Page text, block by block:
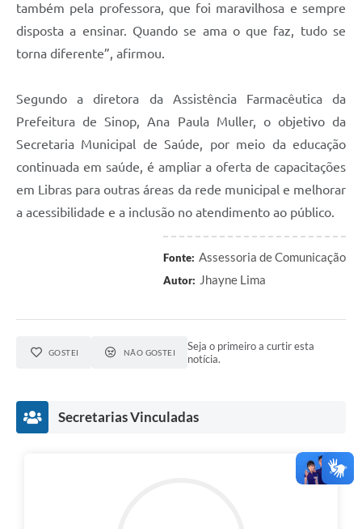
também pela professora, que foi maravilhosa e sempre
disposta a ensinar. Quando se ama o que faz, tudo se
torna diferente”, afirmou.
Segundo a diretora da Assistência Farmacêutica da
Prefeitura de Sinop, Ana Paula Muller, o objetivo da
Secretaria Municipal de Saúde, por meio da educação
continuada em saúde, é ampliar a oferta de capacitações
em Libras para outras áreas da rede municipal e melhorar
a acessibilidade e a inclusão no atendimento ao público.
Fonte: Assessoria de Comunicação
Autor: Jhayne Lima
GOSTEI NÃO GOSTEI
Seja o primeiro a curtir esta
notícia.
Secretarias Vinculadas